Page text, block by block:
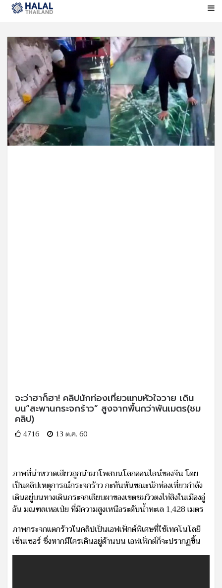
จะว่าฮาก็ฮา! คลิปนักท่องเที่ยวแทบหัวใจวาย เดิน
บน“สะพานกระจกร้าว” สูงจากพื้นกว่าพันเมตร(ชม
คลิป)
4716 13 ต.ค. 60
ภาพที่น่าหวาดเสียวถูกนำมาโพสบนโลกออนไลน์ของจีน โดย
เป็นคลิปเหตุการณ์กระจกร้าว กะทันหันขณะนักท่องเที่ยวกำลัง
เดินอยู่บนทางเดินกระจกเลียบผาของเขตชมวิวตงไท่สิงในเมืองอู่
อัน มณฑลเหอเป่ย ที่มีความสูงเหนือระดับน้ำทะเล 1,428 เมตร
ภาพกระจกแตกร้าวในคลิปเป็นเอฟเฟ็กต์พิเศษที่ใช้เทคโนโลยี
เซ็นเซอร์ ซึ่งหากมีใครเดินอยู่ด้านบน เอฟเฟ็กต์ก็จะปรากฏขึ้น